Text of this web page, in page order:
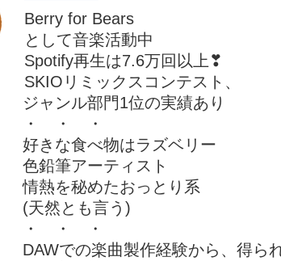
Berry for Bears
として音楽活動中
Spotify再生は7.6万回以上❣
SKIOリミックスコンテスト、
ジャンル部門1位の実績あり
・ ・ ・
好きな食べ物はラズベリー
色鉛筆アーティスト
情熱を秘めたおっとり系
(天然とも言う)
・ ・ ・
DAWでの楽曲製作経験から、得ら